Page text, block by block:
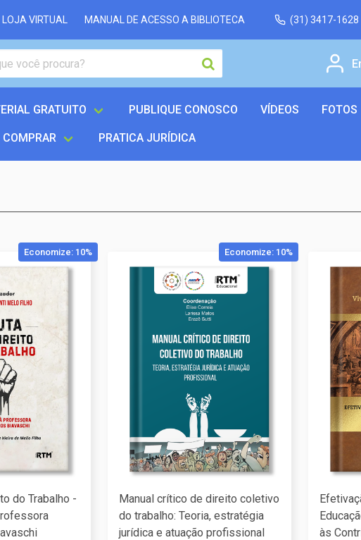
LOJA VIRTUAL MANUAL DE ACESSO A BIBLIOTECA (31) 3417-1628
GRATUITO PUBLIQUE CONOSCO VÍDEOS FOTOS
COMPRAR PRATICA JURÍDICA
Economize: 10%
do Trabalho -
Economize: 10%
Manual crítico de direito coletivo
do trabalho: Teoria, estratégia
jurídica e atuação profissional
às